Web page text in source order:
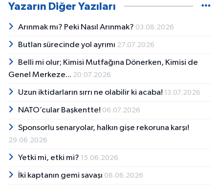
alanında aldığı eğitim doğrultusunda
ilk dönemlerinde, farklı ölçeklerde faaliyet
alanında görev aldı. Daha sonra zorunlu
görev yaptığı kurumdan ayrıldı. Askerlik
hizmetinin tamamlanmasının ardından çalışma
hayatına Antalya Büyükşehir Belediyesi
alanında uzun yıllar görev yapan AKTAÇ,
sorumluluklar üstlendi. Özellikle Kültürel
Müdürlüğü bünyesindeki çalışmalarıyla kültür
Devam eden süreçte, AKSAV organizasyonları
Yazarın Diğer Yazıları
Arınmak mı? Peki Nasıl Arınmak? 03.08.2026
Butlan sürecinde yol ayrımı 27.07.2026
Belli mi olur; Kimisi Mutfağına Dönerken, Kimisi de
Genel Merkeze... 20.07.2026
Uzun iktidarların sırrı ne olabilir ki acaba! 13.07.2026
NATO’cular Başkentte! 06.07.2026
Sponsorlu senaryolar, halkın gişe rekoruna karşı!
29.06.2026
Yetki mi, etki mi? 15.06.2026
İki kaptanın gemi savaşı 08.06.2026